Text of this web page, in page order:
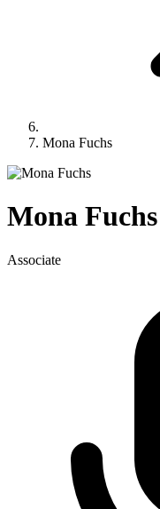
Mona Fuchs
Mona Fuchs
Associate